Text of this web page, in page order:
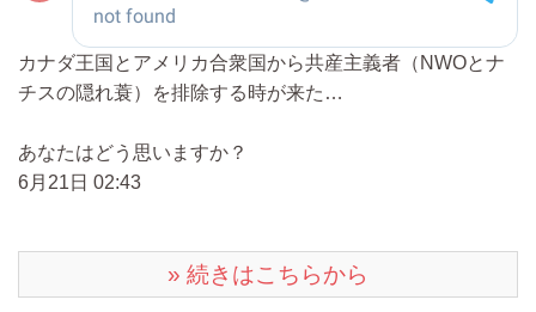
カナダ王国とアメリカ合衆国から共産主義者（NWOとナ
チスの隠れ蓑）を排除する時が来た…
あなたはどう思いますか？
6月21日 02:43
» 続きはこちらから